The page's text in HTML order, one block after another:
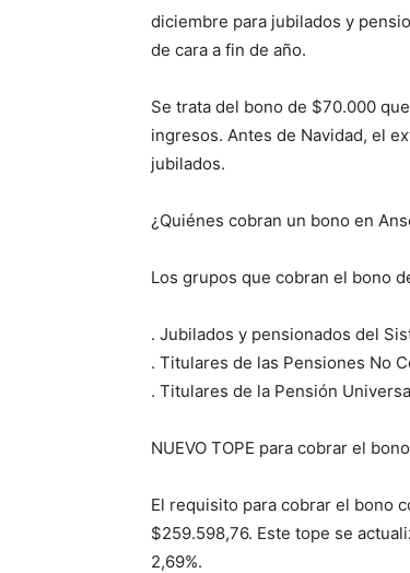
diciembre para jubilados y
de cara a fin de año.
Se trata del bono de $70.000
ingresos. Antes de Navidad, el
jubilados.
¿Quiénes cobran un bono en
Los grupos que cobran el bono
. Jubilados y pensionados del
. Titulares de las Pensiones No
. Titulares de la Pensión
NUEVO TOPE para cobrar el bono
El requisito para cobrar el bono
$259.598,76. Este tope se
2,69%.